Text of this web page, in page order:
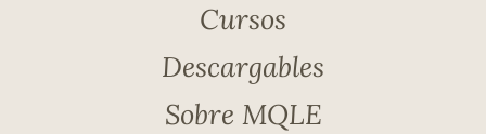
Cursos
Descargables
Sobre MQLE